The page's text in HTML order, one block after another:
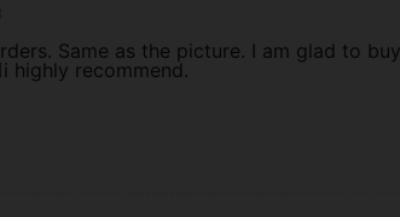
Same as the picture. I am glad to
highly recommend.